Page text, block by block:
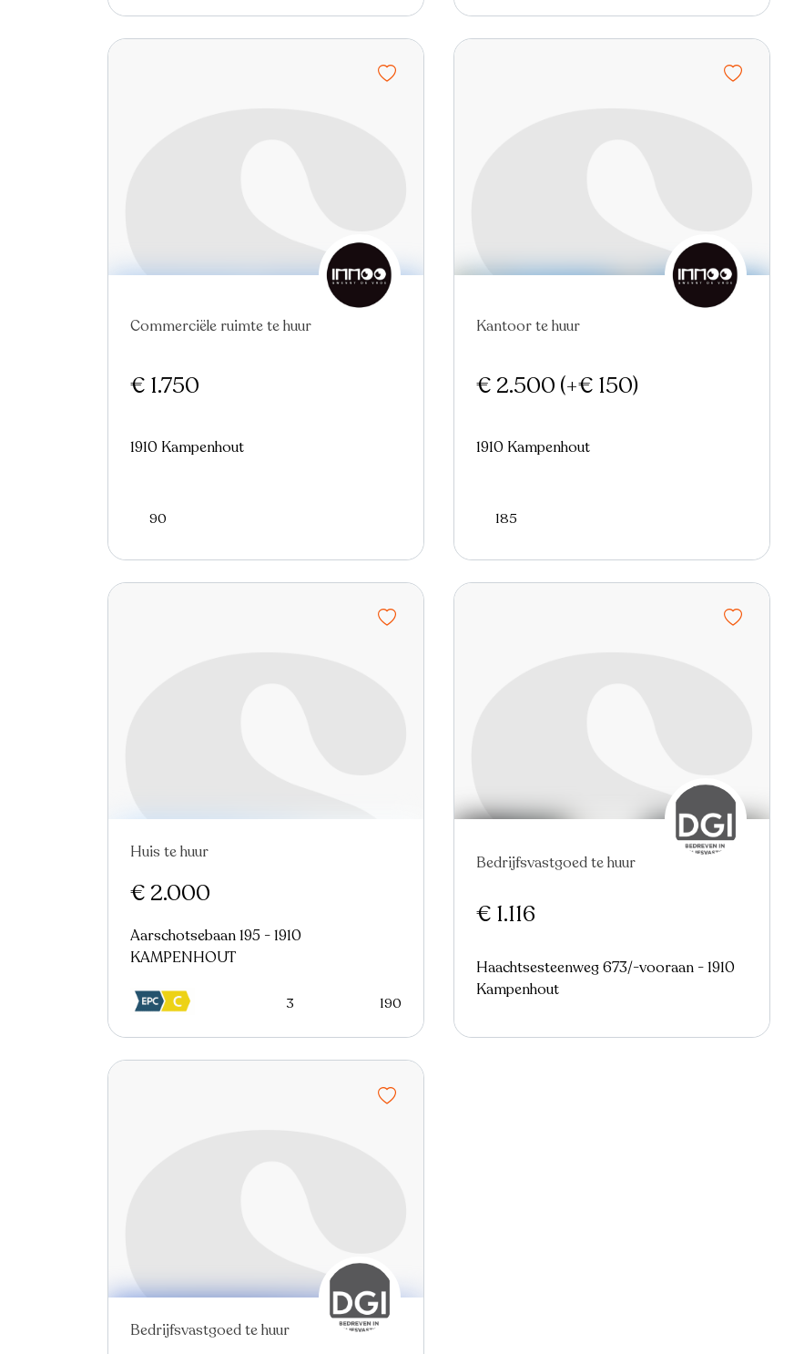
Commerciële ruimte te huur
€ 1.750
1910 Kampenhout
90
Kantoor te huur
€ 2.500 (+€ 150)
1910 Kampenhout
185
Huis te huur
€ 2.000
Aarschotsebaan 195 - 1910
KAMPENHOUT
3 190
Bedrijfsvastgoed te huur
€ 1.116
Haachtsesteenweg 673/-vooraan - 1910
Kampenhout
Bedrijfsvastgoed te huur